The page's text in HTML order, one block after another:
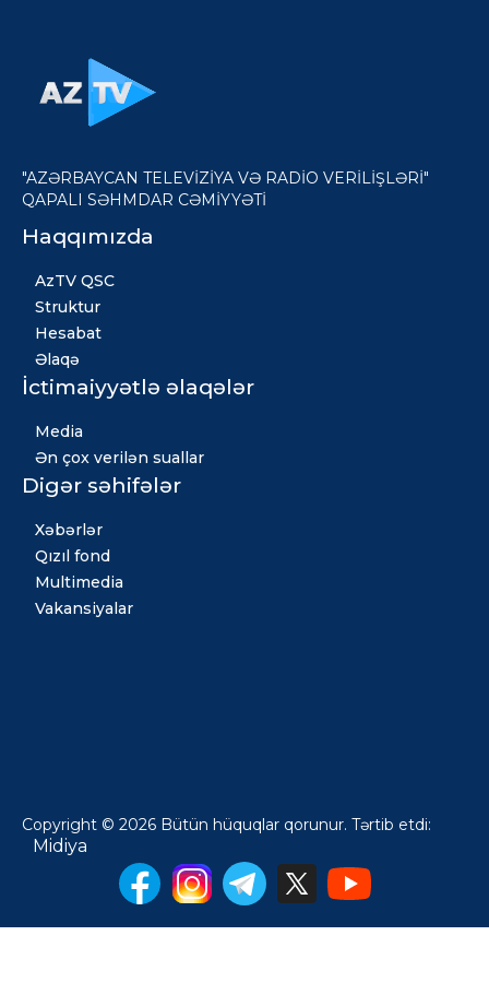
"AZƏRBAYCAN TELEVİZİYA VƏ RADİO VERİLİŞLƏRİ"
QAPALI SƏHMDAR CƏMİYYƏTİ
Haqqımızda
AzTV QSC
Struktur
Hesabat
Əlaqə
İctimaiyyətlə əlaqələr
Media
Ən çox verilən suallar
Digər səhifələr
Xəbərlər
Qızıl fond
Multimedia
Vakansiyalar
Copyright © 2026 Bütün hüquqlar qorunur. Tərtib etdi:
Midiya